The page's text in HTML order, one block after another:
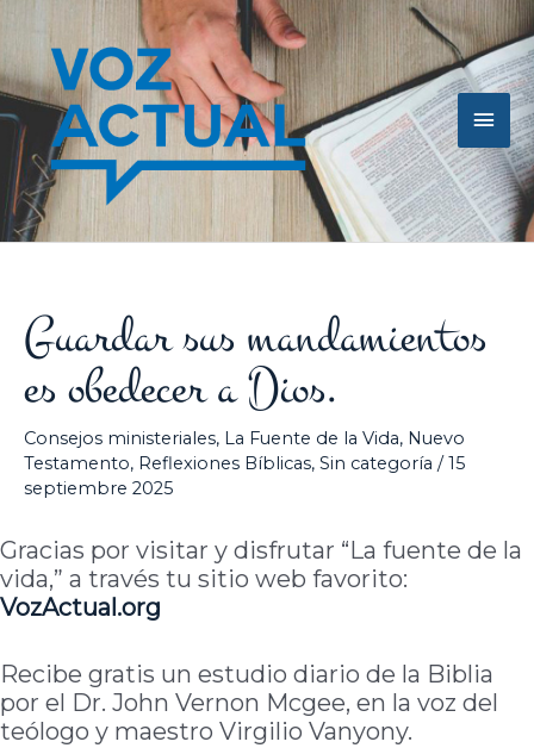
contenido
Guardar sus mandamientos
es obedecer a Dios.
Consejos ministeriales, La Fuente de la Vida, Nuevo
Testamento, Reflexiones Bíblicas, Sin categoría /15
septiembre 2025
Gracias por visitar y disfrutar “La fuente de la
vida,” a través tu sitio web favorito:
VozActual.org
Recibe gratis un estudio diario de la Biblia
por el Dr. John Vernon Mcgee, en la voz del
teólogo y maestro Virgilio Vanyony.